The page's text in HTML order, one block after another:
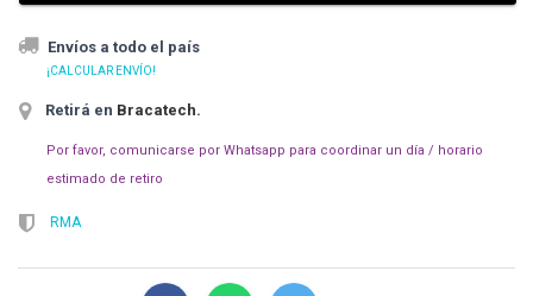
Envíos a todo el país
¡CALCULAR ENVÍO!
Retirá en Bracatech.
Por favor, comunicarse por Whatsapp para coordinar un día / horario
estimado de retiro
RMA